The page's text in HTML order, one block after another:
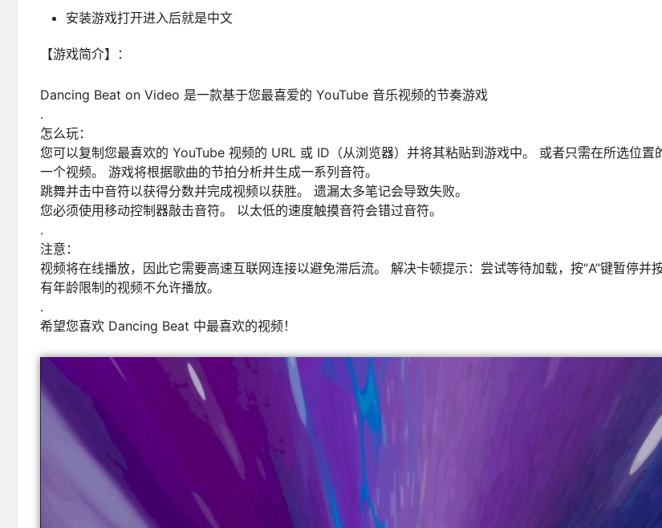
安装游戏打开进入后就是中文
【游戏简介】：
Dancing Beat on Video 是一款基于您最喜爱的 YouTube 音乐视频的节奏游戏
.
怎么玩：
您可以复制您最喜欢的 YouTube 视频的 URL 或 ID（从浏览器）并将其粘贴到游戏中。 或者只需在所选位置
一个视频。 游戏将根据歌曲的节拍分析并生成一系列音符。
跳舞并击中音符以获得分数并完成视频以获胜。 遗漏太多笔记会导致失败。
您必须使用移动控制器敲击音符。 以太低的速度触摸音符会错过音符。
.
注意：
视频将在线播放，因此它需要高速互联网连接以避免滞后流。 解决卡顿提示：尝试等待加载，按“A”键暂停并按
有年龄限制的视频不允许播放。
.
希望您喜欢 Dancing Beat 中最喜欢的视频！